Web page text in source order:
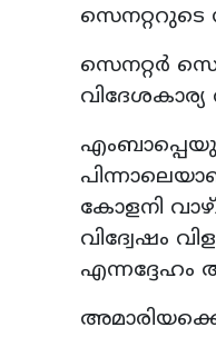
സെനറ്ററുടെ
സെനറ്റർ
കോളനി
വിദ്വേഷം
എന്നദ്ദേഹം